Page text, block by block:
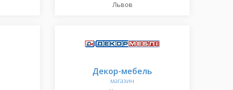
Львов
Декор-мебель
магазин